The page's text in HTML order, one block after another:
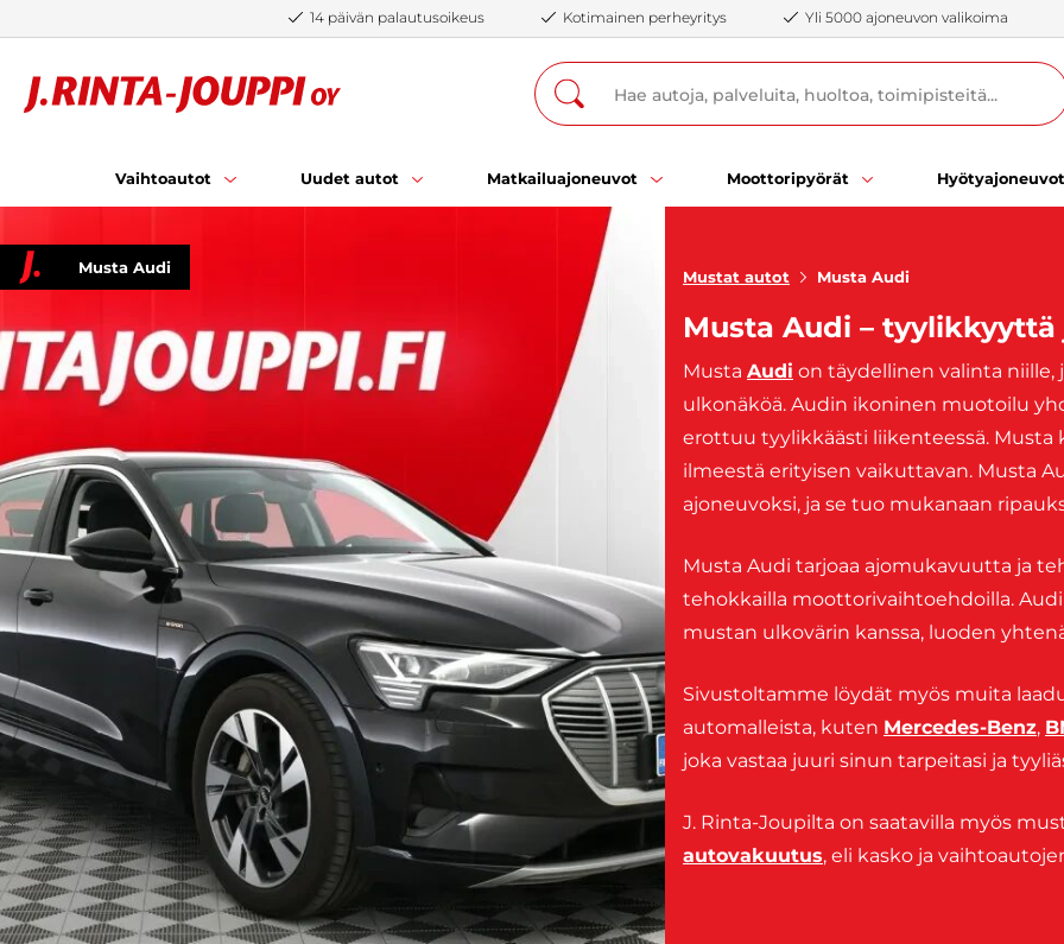
14 päivän palautusoikeus Kotimainen perheyritys Yli 5000 ajoneuvon valikoima
Vaihtoautot Uudet autot Matkailuajoneuvot Moottoripyörät Hyötyajoneuvot
Musta Audi
Mustat autot Musta Audi
Musta Audi –
Musta Audi on täydellinen valinta niille,
ulkonäköä. Audin ikoninen muotoilu
erottuu tyylikkäästi liikenteessä. Musta
ilmeestä erityisen vaikuttavan. Musta
ajoneuvoksi, ja se tuo mukanaan
Musta Audi tarjoaa ajomukavuutta ja
tehokkailla moottorivaihtoehdoilla.
mustan ulkovärin kanssa, luoden
Sivustoltamme löydät myös muita
automalleista, kuten Mercedes-Benz,
joka vastaa juuri sinun tarpeitasi ja
J. Rinta-Joupilta on saatavilla myös
autovakuutus, eli kasko ja